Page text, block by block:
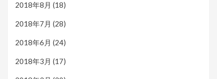
2018年8月 (18)
2018年7月 (28)
2018年6月 (24)
2018年3月 (17)